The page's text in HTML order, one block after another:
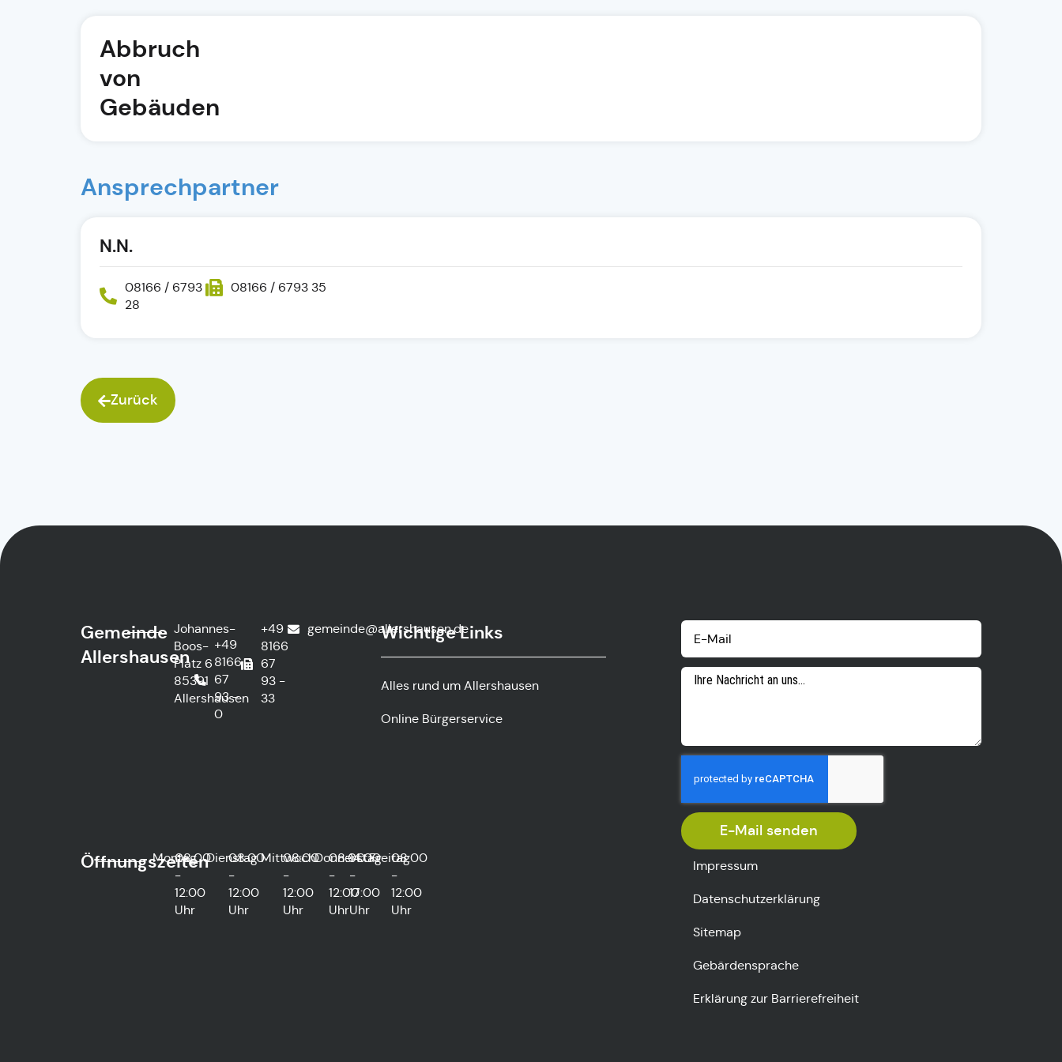
Abbruch
von
Gebäuden
Ansprechpartner
N.N.
08166 / 6793
28
08166 / 6793 35
Zurück
Gemeinde
Allershausen
Johannes-
Boos-
Platz 6
85391
Allershausen
+49
8166
67
93 -
0
+49
8166
67
93 -
33
gemeinde@allershausen.de
Wichtige Links
Alles rund um Allershausen
Online Bürgerservice
E-Mail senden
Öffnungszeiten
Montag
08:00
-
12:00
Uhr
Dienstag
08:00
-
12:00
Uhr
Mittwoch
08:00
-
12:00
Uhr
Donnerstag
08:00
-
12:00
Uhr
14:00
-
17:00
Uhr
Freitag08:00
-
12:00
Uhr
Impressum
Datenschutzerklärung
Sitemap
Gebärdensprache
Erklärung zur Barrierefreiheit